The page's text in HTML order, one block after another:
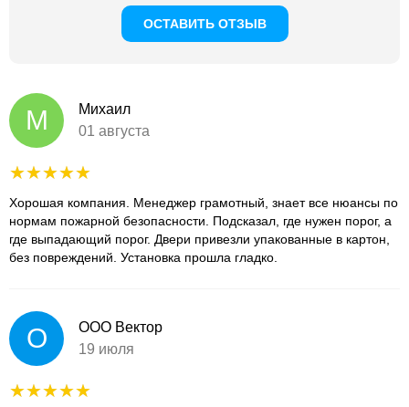
ОСТАВИТЬ ОТЗЫВ
М
Михаил
01 августа
Хорошая компания. Менеджер грамотный, знает все нюансы по
нормам пожарной безопасности. Подсказал, где нужен порог, а
где выпадающий порог. Двери привезли упакованные в картон,
без повреждений. Установка прошла гладко.
О
ООО Вектор
19 июля